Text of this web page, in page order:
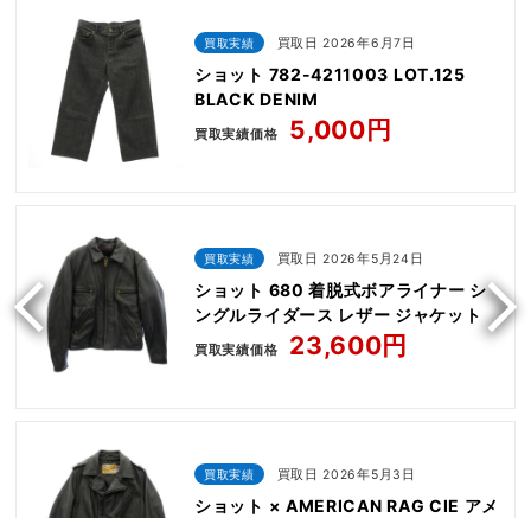
買取実績 買取日 2026年6月7日
ショット 782-4211003 LOT.125
BLACK DENIM
買取実績価格 5,000円
買取実績 買取日 2026年5月24日
ショット 680 着脱式ボアライナー シ
ングルライダース レザー ジャケット
買取実績価格 23,600円
買取実績 買取日 2026年5月3日
ショット × AMERICAN RAG CIE アメ